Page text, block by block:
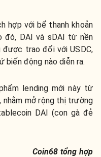
hợp với bể thanh khoản
đó, DAI và sDAI từ nền
trao đổi với USDC,
biến động nào diễn ra.
lending mới này từ
nhằm mở rộng thị trường
DAI (con gà đẻ
Coin68 tổng hợp